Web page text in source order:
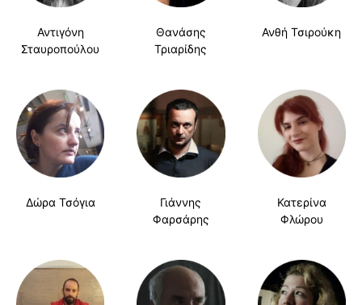
Αντιγόνη
Σταυροπούλου
Θανάσης
Τριαρίδης
Ανθή Τσιρούκη
Δώρα Τσόγια
Γιάννης
Φαρσάρης
Κατερίνα
Φλώρου